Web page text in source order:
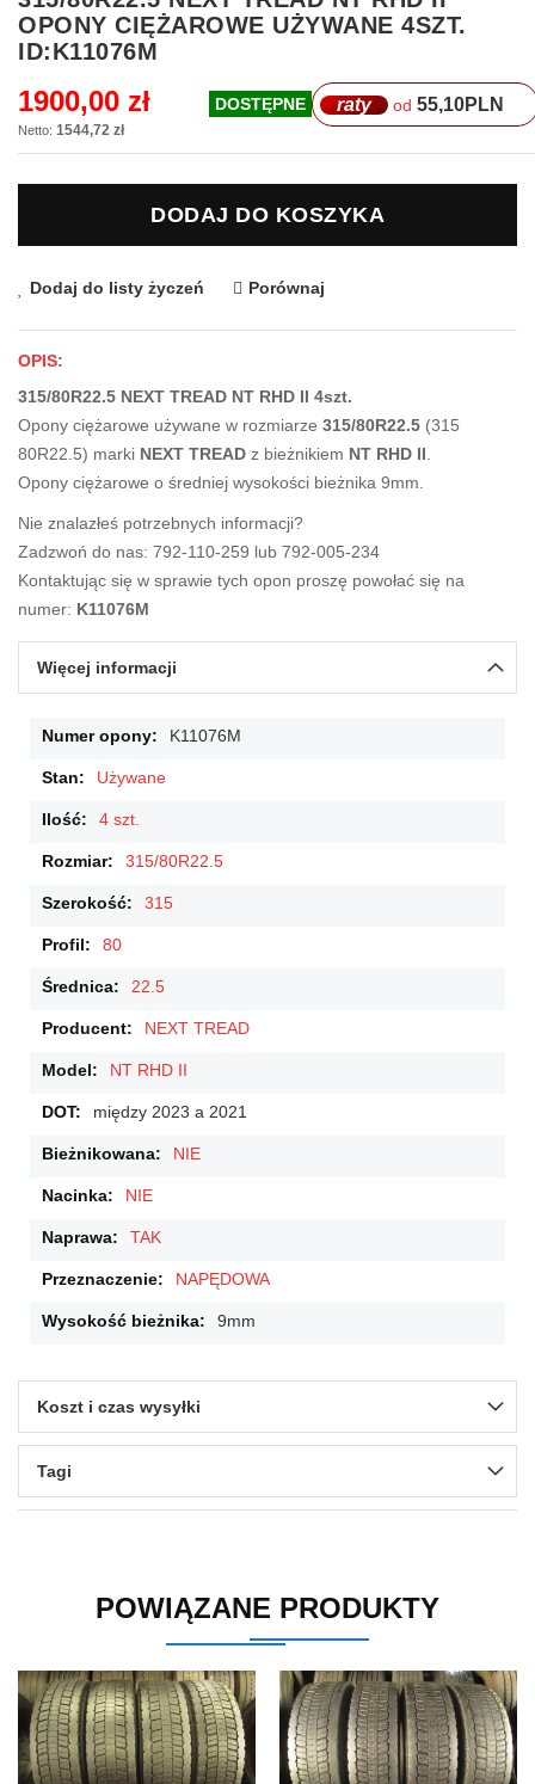
na
początek
galerii
OPONY CIĘŻAROWE UŻYWANE 4SZT.
ID:K11076M
1900,00 zł
1544,72 zł
DOSTĘPNE raty od 55,10PLN
DODAJ DO KOSZYKA
Dodaj do listy życzeń Porównaj
OPIS:
315/80R22.5 NEXT TREAD NT RHD II 4szt.
Opony ciężarowe używane w rozmiarze 315/80R22.5 (315
80R22.5) marki NEXT TREAD z bieżnikiem NT RHD II.
Opony ciężarowe o średniej wysokości bieżnika 9mm.
Nie znalazłeś potrzebnych informacji?
Zadzwoń do nas: 792-110-259 lub 792-005-234
Kontaktując się w sprawie tych opon proszę powołać się na
numer: K11076M
Więcej informacji
Więcej
K11076M
Używane
4 szt.
315/80R22.5
315
80
22.5
NEXT TREAD
NT RHD II
między 2023 a 2021
NIE
NIE
TAK
NAPĘDOWA
9mm
Koszt i czas wysyłki
Tagi
POWIĄZANE PRODUKTY